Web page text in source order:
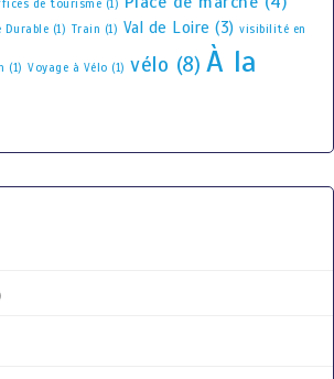
de tourisme (1)
Durable (1) Train (1) Val de Loire (3) visibilité en
(1) Voyage à Vélo (1) vélo (8) À la